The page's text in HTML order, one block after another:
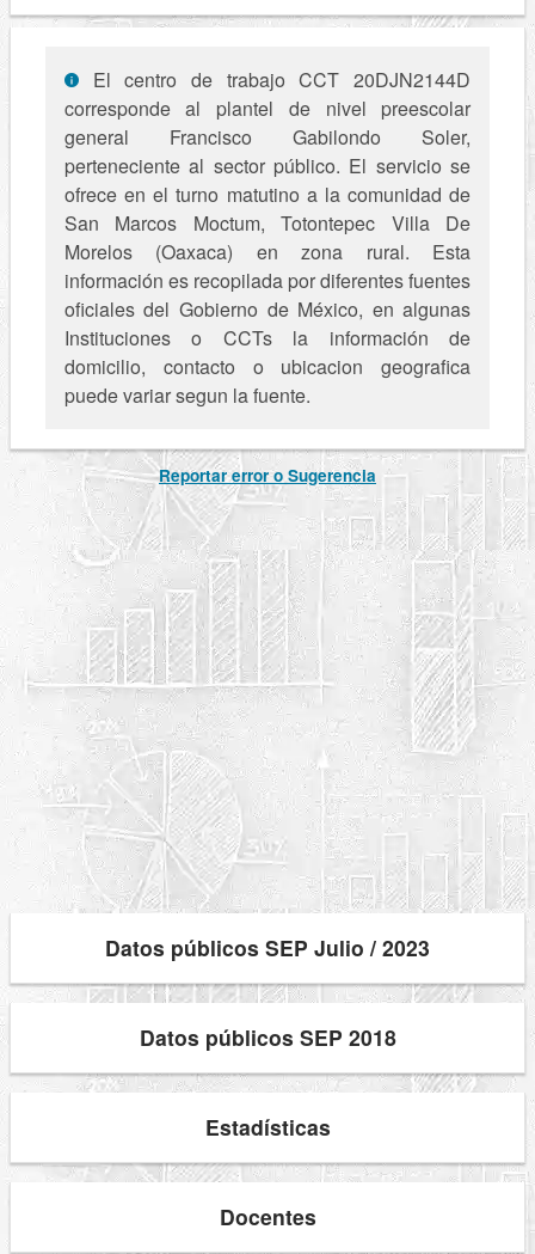
El centro de trabajo CCT 20DJN2144D
corresponde al plantel de nivel preescolar
general Francisco Gabilondo Soler,
perteneciente al sector público. El servicio se
ofrece en el turno matutino a la comunidad de
San Marcos Moctum, Totontepec Villa De
Morelos (Oaxaca) en zona rural. Esta
información es recopilada por diferentes fuentes
oficiales del Gobierno de México, en algunas
Instituciones o CCTs la información de
domicilio, contacto o ubicacion geografica
puede variar segun la fuente.
Reportar error o Sugerencia
Datos públicos SEP Julio / 2023
Datos públicos SEP 2018
Estadísticas
Docentes